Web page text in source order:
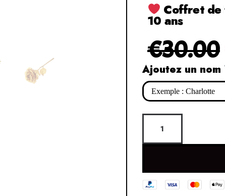
Coffret de
10 ans
€30.00
Ajoutez un nom